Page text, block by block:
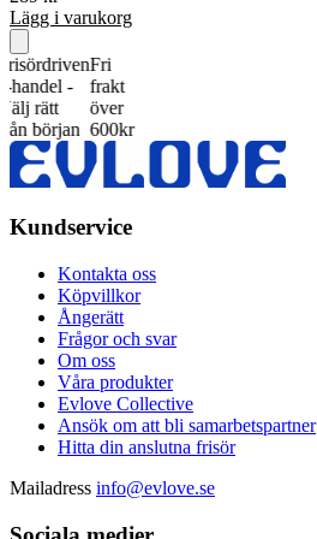
Lägg i varukorg
-
Fri
frakt
över
600kr
Kundservice
Kontakta oss
Köpvillkor
Ångerätt
Frågor och svar
Om oss
Våra produkter
Evlove Collective
Ansök om att bli samarbetspartner
Hitta din anslutna frisör
Mailadress info@evlove.se